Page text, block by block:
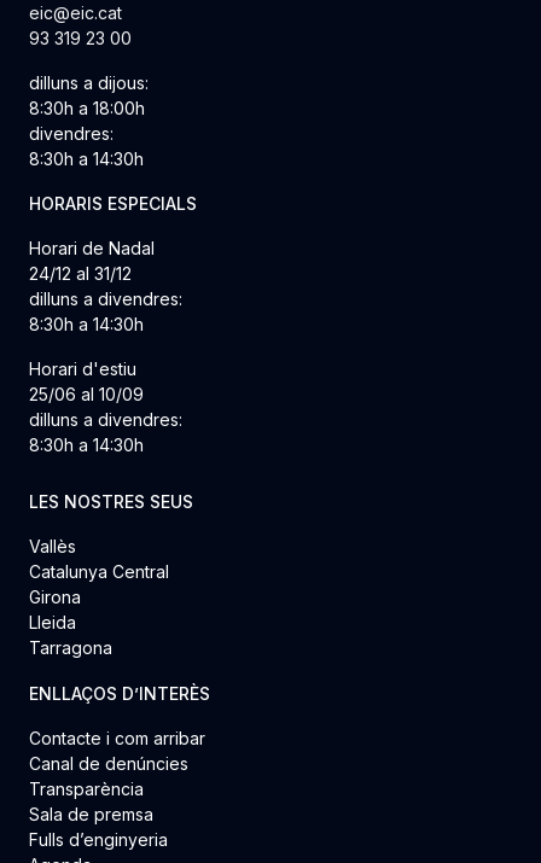
eic@eic.cat
93 319 23 00
dilluns a dijous:
8:30h a 18:00h
divendres:
8:30h a 14:30h
HORARIS ESPECIALS
Horari de Nadal
24/12 al 31/12
dilluns a divendres:
8:30h a 14:30h
Horari d'estiu
25/06 al 10/09
dilluns a divendres:
8:30h a 14:30h
LES NOSTRES SEUS
Vallès
Catalunya Central
Girona
Lleida
Tarragona
ENLLAÇOS D’INTERÈS
Contacte i com arribar
Canal de denúncies
Transparència
Sala de premsa
Fulls d’enginyeria